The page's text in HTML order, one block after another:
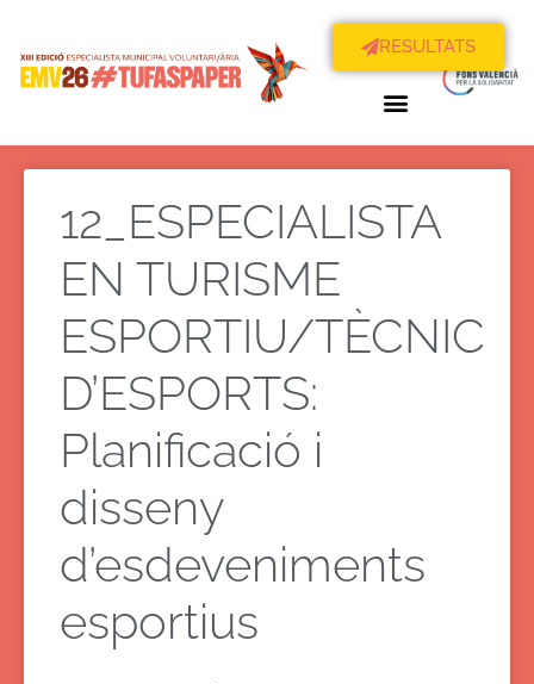
RESULTATS
12_ESPECIALISTA
EN TURISME
ESPORTIU/TÈCNIC
D’ESPORTS:
Planificació i
disseny
d’esdeveniments
esportius